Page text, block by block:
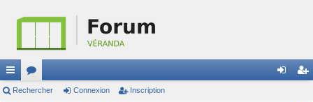
ac or
Rechercher Connexion Inscription